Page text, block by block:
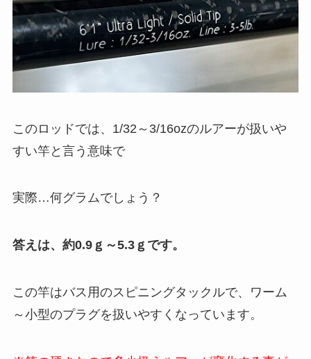
このロッドでは、1/32～3/16ozのルアーが扱いや
すい竿と言う意味で
実際…何グラムでしょう？
答えは、約0.9ｇ～5.3ｇです。
この竿はバス用のスピニングタックルで、ワーム
～小型のプラグを扱いやすくなっています。